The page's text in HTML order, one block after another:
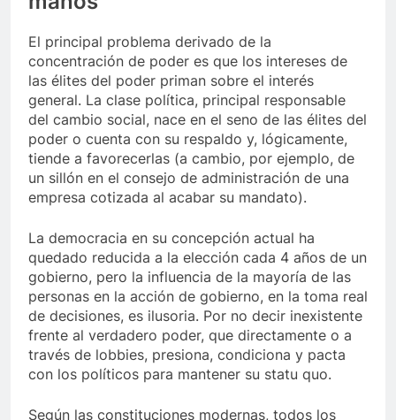
El principal problema derivado de la
concentración de poder es que los intereses de
las élites del poder priman sobre el interés
general. La clase política, principal responsable
del cambio social, nace en el seno de las élites del
poder o cuenta con su respaldo y, lógicamente,
tiende a favorecerlas (a cambio, por ejemplo, de
un sillón en el consejo de administración de una
empresa cotizada al acabar su mandato).
La democracia en su concepción actual ha
quedado reducida a la elección cada 4 años de un
gobierno, pero la influencia de la mayoría de las
personas en la acción de gobierno, en la toma real
de decisiones, es ilusoria. Por no decir inexistente
frente al verdadero poder, que directamente o a
través de lobbies, presiona, condiciona y pacta
con los políticos para mantener su statu quo.
Según las constituciones modernas, todos los